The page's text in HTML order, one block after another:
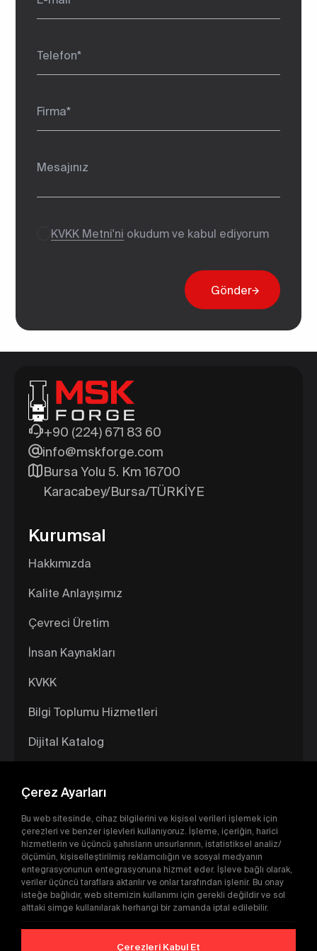
KVKK Metni'ni okudum ve kabul ediyorum
Gönder
Gönder
+90 (224) 671 83 60
info@mskforge.com
Bursa Yolu 5. Km 16700
Karacabey/Bursa/TÜRKİYE
Kurumsal
Hakkımızda
Kalite Anlayışımız
Çevreci Üretim
İnsan Kaynakları
KVKK
Bilgi Toplumu Hizmetleri
Dijital Katalog
İnternet Sitesi Gizlilik Politikası
Kişisel Verilerin İşlenmesi Ve Korunması Politikası
Çerez Ayarları
Bu web sitesinde, cihaz bilgilerini ve kişisel verileri işlemek için
çerezleri ve benzer işlevleri kullanıyoruz. İşleme, içeriğin, harici
hizmetlerin ve üçüncü şahısların unsurlarının, istatistiksel analiz/
ölçümün, kişiselleştirilmiş reklamcılığın ve sosyal medyanın
entegrasyonunun entegrasyonuna hizmet eder. İşleve bağlı olarak,
veriler üçüncü taraflara aktarılır ve onlar tarafından işlenir. Bu onay
isteğe bağlıdır, web sitemizin kullanımı için gerekli değildir ve sol
alttaki simge kullanılarak herhangi bir zamanda iptal edilebilir.
Çerezleri Kabul Et